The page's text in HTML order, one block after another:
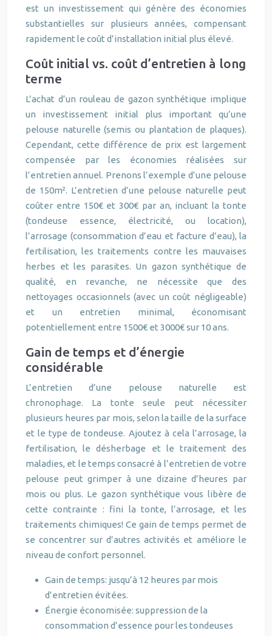
est un investissement qui génère des économies
substantielles sur plusieurs années, compensant
rapidement le coût d’installation initial plus élevé.
Coût initial vs. coût d’entretien à long
terme
L’achat d’un rouleau de gazon synthétique implique
un investissement initial plus important qu’une
pelouse naturelle (semis ou plantation de plaques).
Cependant, cette différence de prix est largement
compensée par les économies réalisées sur
l’entretien annuel. Prenons l’exemple d’une pelouse
de 150m². L’entretien d’une pelouse naturelle peut
coûter entre 150€ et 300€ par an, incluant la tonte
(tondeuse essence, électricité, ou location),
l’arrosage (consommation d’eau et facture d’eau), la
fertilisation, les traitements contre les mauvaises
herbes et les parasites. Un gazon synthétique de
qualité, en revanche, ne nécessite que des
nettoyages occasionnels (avec un coût négligeable)
et un entretien minimal, économisant
potentiellement entre 1500€ et 3000€ sur 10 ans.
Gain de temps et d’énergie
considérable
L’entretien d’une pelouse naturelle est
chronophage. La tonte seule peut nécessiter
plusieurs heures par mois, selon la taille de la surface
et le type de tondeuse. Ajoutez à cela l’arrosage, la
fertilisation, le désherbage et le traitement des
maladies, et le temps consacré à l’entretien de votre
pelouse peut grimper à une dizaine d’heures par
mois ou plus. Le gazon synthétique vous libère de
cette contrainte : fini la tonte, l’arrosage, et les
traitements chimiques! Ce gain de temps permet de
se concentrer sur d’autres activités et améliore le
niveau de confort personnel.
Gain de temps: jusqu’à 12 heures par mois
d’entretien évitées.
Énergie économisée: suppression de la
consommation d’essence pour les tondeuses